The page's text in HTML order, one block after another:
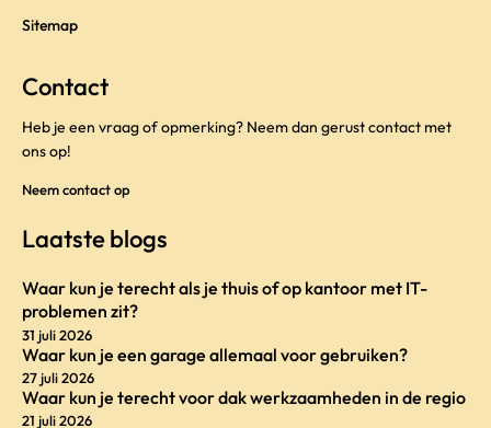
Sitemap
Contact
Heb je een vraag of opmerking? Neem dan gerust contact met
ons op!
Neem contact op
Laatste blogs
Waar kun je terecht als je thuis of op kantoor met IT-
problemen zit?
31 juli 2026
Waar kun je een garage allemaal voor gebruiken?
27 juli 2026
Waar kun je terecht voor dak werkzaamheden in de regio
21 juli 2026